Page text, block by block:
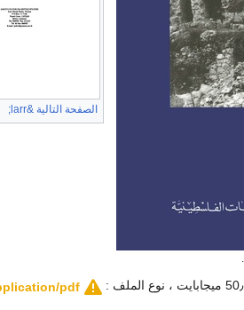
الصفحة التالية &larr;
pdf